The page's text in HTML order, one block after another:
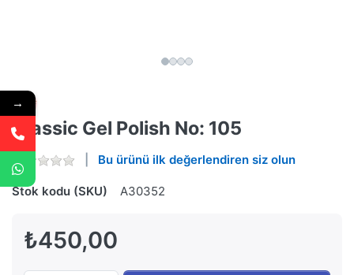
Classic Gel Polish No: 105
Bu ürünü ilk değerlendiren siz olun
Stok kodu (SKU) A30352
₺450,00
→